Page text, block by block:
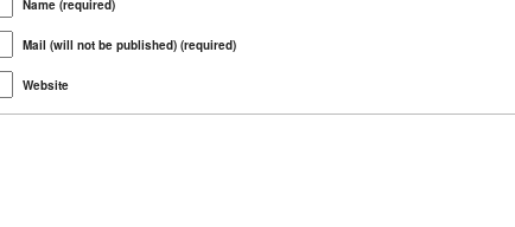
Name (required)
Mail (will not be published) (required)
Website